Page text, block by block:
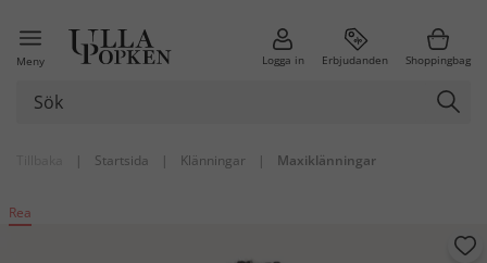
Meny Logga in Erbjudanden Shoppingbag
| Startsida | Klänningar | Maxiklänningar
Rea